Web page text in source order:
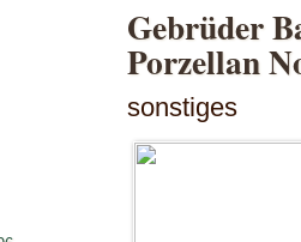
Gebrüder
Porzellan
sonstiges